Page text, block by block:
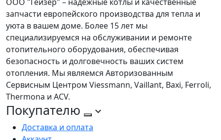
запчасти европейского производства для тепла и
уюта в вашем доме. Более 15 лет мы
специализируемся на обслуживании и ремонте
отопительного оборудования, обеспечивая
безопасность и долговечность ваших систем
отопления. Мы являемся Авторизованным
Сервисным Центром Viessmann, Vaillant, Baxi, Ferroli,
Thermona и ACV.
Покупателю
Доставка и оплата